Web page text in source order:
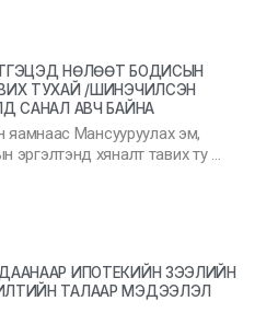
НӨЛӨӨТ БОДИСЫН
ТУХАЙ /ШИНЭЧИЛСЭН
САНАЛ АВЧ БАЙНА
яамнаас Мансууруулах эм,
эргэлтэнд хяналт тавих ту …
ИПОТЕКИЙН ЗЭЭЛИЙН
ТАЛААР МЭДЭЭЛЭЛ